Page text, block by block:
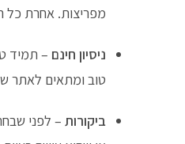
מפריצות. אחרת כל
ניסיון חינם – תמיד
טוב ומתאים לאתר
ביקורות – לפני